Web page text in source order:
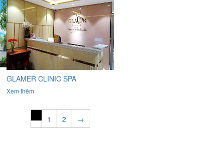
GLAMER CLINIC SPA
Xem thêm
1 2 →